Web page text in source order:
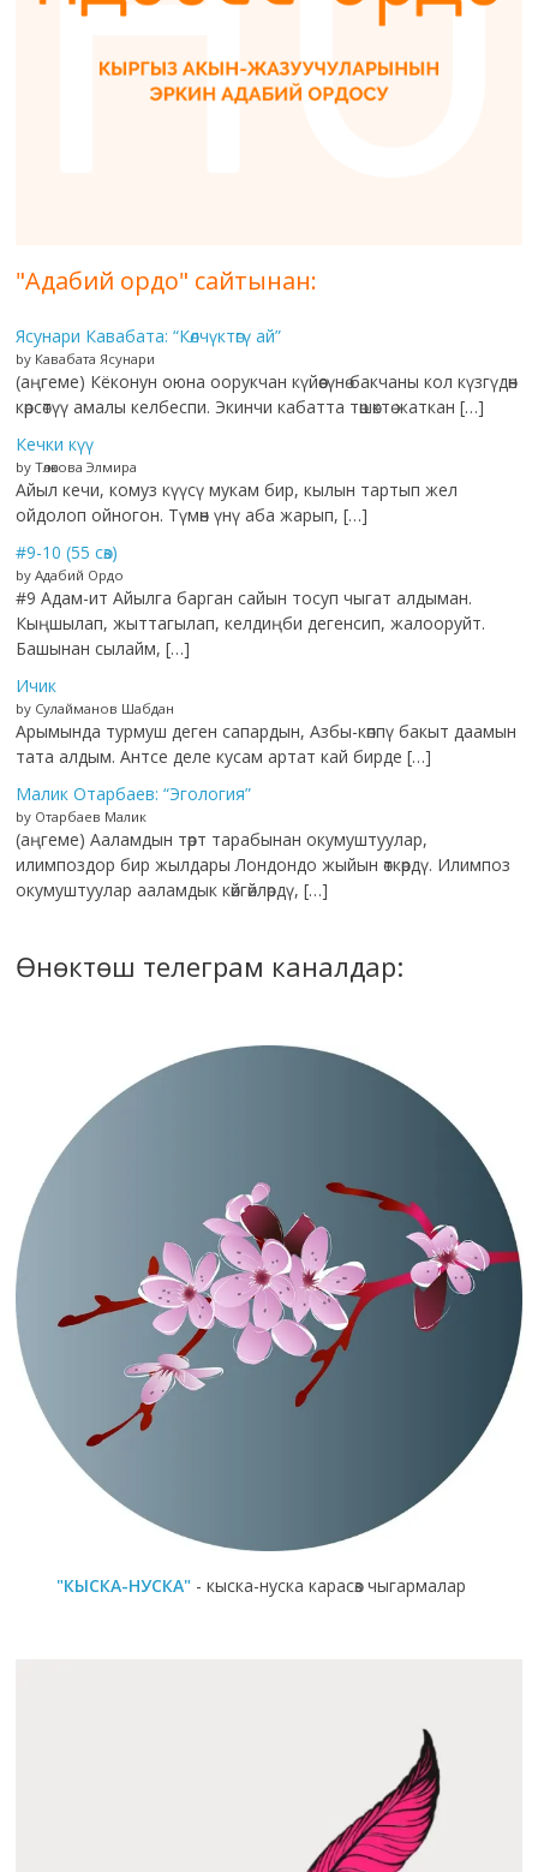
"Адабий ордо" сайтынан:
Ясунари Кавабата: “Көлчүктөгү ай”
by Кавабата Ясунари
(аңгеме) Кёконун оюна оорукчан күйөөсүнө бакчаны кол күзгүдөн
көрсөтүү амалы келбеспи. Экинчи кабатта төшөктө жаткан […]
Кечки күү
by Төлөкова Элмира
Айыл кечи, комуз күүсү мукам бир, кылын тартып жел
ойдолоп ойногон. Түмөн үнү аба жарып, […]
#9-10 (55 сөз)
by Адабий Ордо
#9 Адам-ит Айылга барган сайын тосуп чыгат алдыман.
Кыңшылап, жыттагылап, келдиңби дегенсип, жалооруйт.
Башынан сылайм, […]
Ичик
by Сулайманов Шабдан
Арымында турмуш деген сапардын, Азбы-көппү бакыт даамын
тата алдым. Антсе деле кусам артат кай бирде […]
Малик Отарбаев: “Эгология”
by Отарбаев Малик
(аңгеме) Ааламдын төрт тарабынан окумуштуулар,
илимпоздор бир жылдары Лондондо жыйын өткөрдү. Илимпоз
окумуштуулар ааламдык көйгөйлөрдү, […]
Өнөктөш телеграм каналдар:
"КЫСКА-НУСКА" - кыска-нуска карасөз чыгармалар